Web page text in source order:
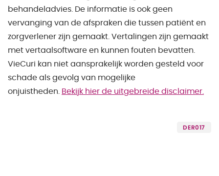
behandeladvies. De informatie is ook geen
vervanging van de afspraken die tussen patiënt en
zorgverlener zijn gemaakt. Vertalingen zijn gemaakt
met vertaalsoftware en kunnen fouten bevatten.
VieCuri kan niet aansprakelijk worden gesteld voor
schade als gevolg van mogelijke
onjuistheden.
Bekijk hier de uitgebreide disclaimer.
DER017